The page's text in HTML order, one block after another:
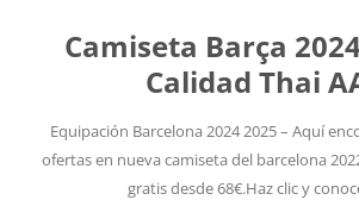
Camiseta Barça
Calidad Thai
Equipación Barcelona 2024 2025 – Aquí
ofertas en nueva camiseta del barcelona
gratis desde 68€.Haz clic y